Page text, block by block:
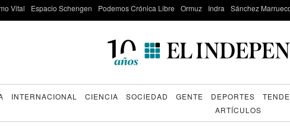
Vital Espacio Schengen Podemos Crónica Libre Ormuz Indra Sánchez
INTERNACIONAL CIENCIA SOCIEDAD GENTE DEPORTES
ARTÍCULOS